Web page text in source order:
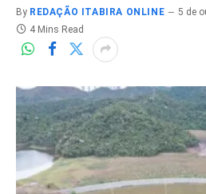
By REDAÇÃO ITABIRA ONLINE
5 de
4 Mins Read